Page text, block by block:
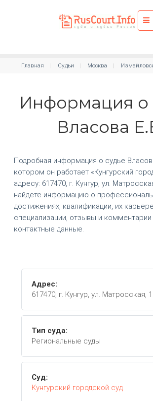
Главная Судьи Москва
Информация о
Власова
Подробная информация о судье
котором он работает «Кунгурский
адресу: 617470, г. Кунгур, ул.
найдете информацию о
достижениях, квалификации, их
специализации, отзывы и комментарии
контактные данные.
Адрес:
617470, г. Кунгур, ул. Матросская, 1
Тип суда:
Региональные суды
Суд:
Кунгурский городской суд